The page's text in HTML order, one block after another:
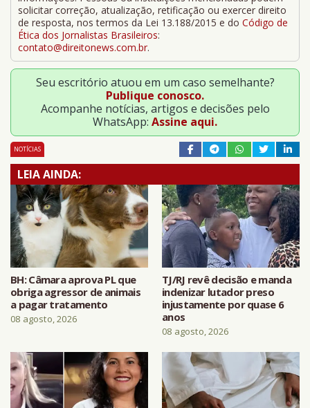
solicitar correção, atualização, retificação ou exercer direito
de resposta, nos termos da Lei 13.188/2015 e do Código de
Ética dos Jornalistas Brasileiros:
contato@direitonews.com.br.
Seu escritório atuou em um caso semelhante?
Publique conosco.
Acompanhe notícias, artigos e decisões pelo
WhatsApp: Assine aqui.
NOTÍCIAS
LEIA AINDA:
BH: Câmara aprova PL que
obriga agressor de animais
a pagar tratamento
08 agosto, 2026
TJ/RJ revê decisão e manda
indenizar lutador preso
injustamente por quase 6
anos
08 agosto, 2026